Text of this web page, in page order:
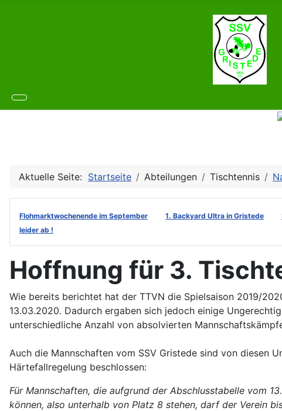
Aktuelle Seite: Startseite Abteilungen Tischtennis
Flohmarktwochenende im September 1. Backyard Ultra in Gristede
leider ab !
Hoffnung für 3.
Wie bereits berichtet hat der TTVN die Spielsaison 2019/
13.03.2020. Dadurch ergaben sich jedoch einige
unterschiedliche Anzahl von absolvierten
Auch die Mannschaften vom SSV Gristede sind von diesen
Härtefallregelung beschlossen:
Für Mannschaften, die aufgrund der Abschlusstabelle vom
können, also unterhalb von Platz 8 stehen, darf der Verein